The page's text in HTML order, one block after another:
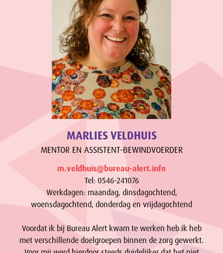
MARLIES VELDHUIS
MENTOR EN ASSISTENT-BEWINDVOERDER
m.veldhuis@bureau-alert.info
Tel: 0546-241076
Werkdagen: maandag, dinsdagochtend,
woensdagochtend, donderdag en vrijdagochtend
Voordat ik bij Bureau Alert kwam te werken heb ik heb
met verschillende doelgroepen binnen de zorg gewerkt.